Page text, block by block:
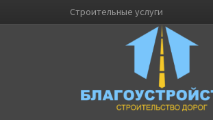
Строительные услуги